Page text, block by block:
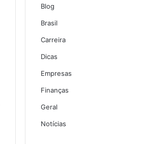
Blog
Brasil
Carreira
Dicas
Empresas
Finanças
Geral
Notícias